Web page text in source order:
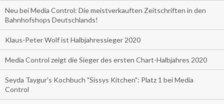
Neu bei Media Control: Die meistverkauften Zeitschriften in den
Bahnhofshops Deutschlands!
Klaus-Peter Wolf ist Halbjahressieger 2020
Media Control zeigt die Sieger des ersten Chart-Halbjahres 2020
Seyda Taygur's Kochbuch "Sissys Kitchen": Platz 1 bei Media
Control